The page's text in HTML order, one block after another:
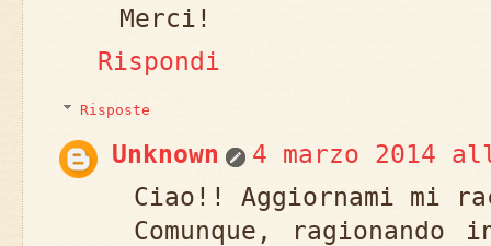
Merci!
Rispondi
Risposte
Unknown
4 marzo 2014
Ciao!! Aggiornami mi
Comunque,